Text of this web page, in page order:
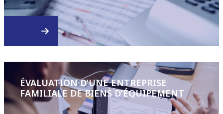
ÉVALUATION D’UNE ENTREPRISE
FAMILIALE DE BIENS D’ÉQUIPEMENT